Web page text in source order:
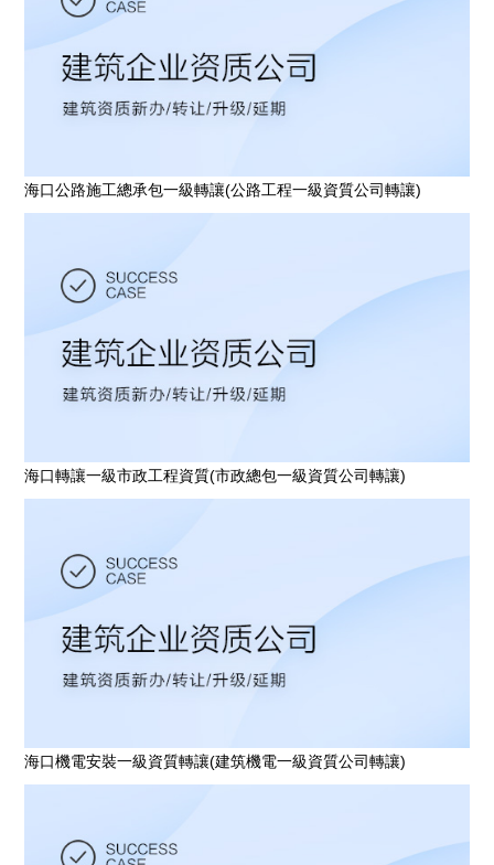
海口公路施工總承包一級轉讓(公路工程一級資質公司轉讓)
海口轉讓一級市政工程資質(市政總包一級資質公司轉讓)
海口機電安裝一級資質轉讓(建筑機電一級資質公司轉讓)